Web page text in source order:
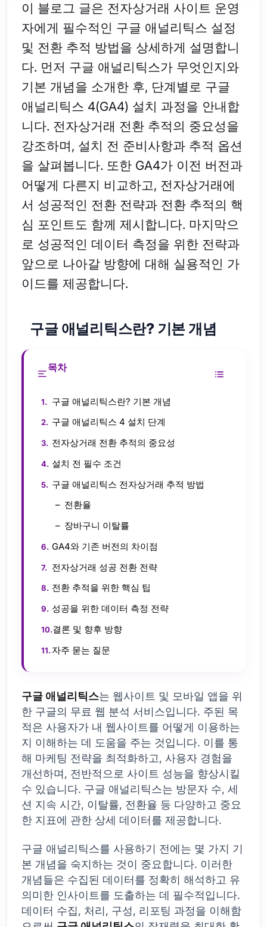
이 블로그 글은 전자상거래 사이트 운영
자에게 필수적인 구글 애널리틱스 설정
및 전환 추적 방법을 상세하게 설명합니
다. 먼저 구글 애널리틱스가 무엇인지와
기본 개념을 소개한 후, 단계별로 구글
애널리틱스 4(GA4) 설치 과정을 안내합
니다. 전자상거래 전환 추적의 중요성을
강조하며, 설치 전 준비사항과 추적 옵션
을 살펴봅니다. 또한 GA4가 이전 버전과
어떻게 다른지 비교하고, 전자상거래에
서 성공적인 전환 전략과 전환 추적의 핵
심 포인트도 함께 제시합니다. 마지막으
로 성공적인 데이터 측정을 위한 전략과
앞으로 나아갈 방향에 대해 실용적인 가
이드를 제공합니다.
구글 애널리틱스란? 기본 개념
목차
구글 애널리틱스란? 기본 개념
구글 애널리틱스 4 설치 단계
전자상거래 전환 추적의 중요성
설치 전 필수 조건
구글 애널리틱스 전자상거래 추적 방법
전환율
장바구니 이탈률
GA4와 기존 버전의 차이점
전자상거래 성공 전환 전략
전환 추적을 위한 핵심 팁
성공을 위한 데이터 측정 전략
결론 및 향후 방향
자주 묻는 질문
구글 애널리틱스는 웹사이트 및 모바일 앱을 위
한 구글의 무료 웹 분석 서비스입니다. 주된 목
적은 사용자가 내 웹사이트를 어떻게 이용하는
지 이해하는 데 도움을 주는 것입니다. 이를 통
해 마케팅 전략을 최적화하고, 사용자 경험을
개선하며, 전반적으로 사이트 성능을 향상시킬
수 있습니다. 구글 애널리틱스는 방문자 수, 세
션 지속 시간, 이탈률, 전환율 등 다양하고 중요
한 지표에 관한 상세 데이터를 제공합니다.
구글 애널리틱스를 사용하기 전에는 몇 가지 기
본 개념을 숙지하는 것이 중요합니다. 이러한
개념들은 수집된 데이터를 정확히 해석하고 유
의미한 인사이트를 도출하는 데 필수적입니다.
데이터 수집, 처리, 구성, 리포팅 과정을 이해함